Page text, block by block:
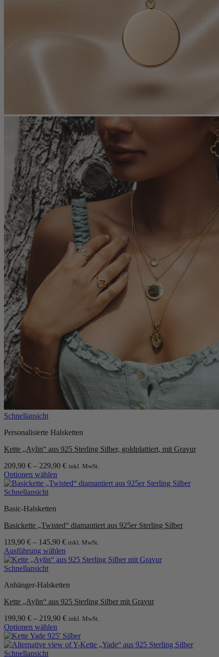
Schnellansicht
Personalisierte Halsketten
Kette „Aylin“ aus 925 Sterling Silber, goldplattiert, mit Gravur
209,90 € – 229,90 € inkl. MwSt.
Optionen wählen
Dieses
Produkt
mehrere
auf.
Optionen
können
auf
der
gewählt
werden
Schnellansicht
Basic-Halsketten
Basickette „Twisted“ diamantiert aus 925er Sterling Silber
119,90 € – 145,90 € inkl. MwSt.
Ausführung wählen
Dieses
Produkt
mehrere
auf.
Optionen
können
auf
der
Schnellansicht
Anhänger-Halsketten
Kette „Aylin“ aus 925 Sterling Silber mit Gravur
199,90 € – 219,90 € inkl. MwSt.
Optionen wählen
Dieses
Produkt
weist
Schnellansicht